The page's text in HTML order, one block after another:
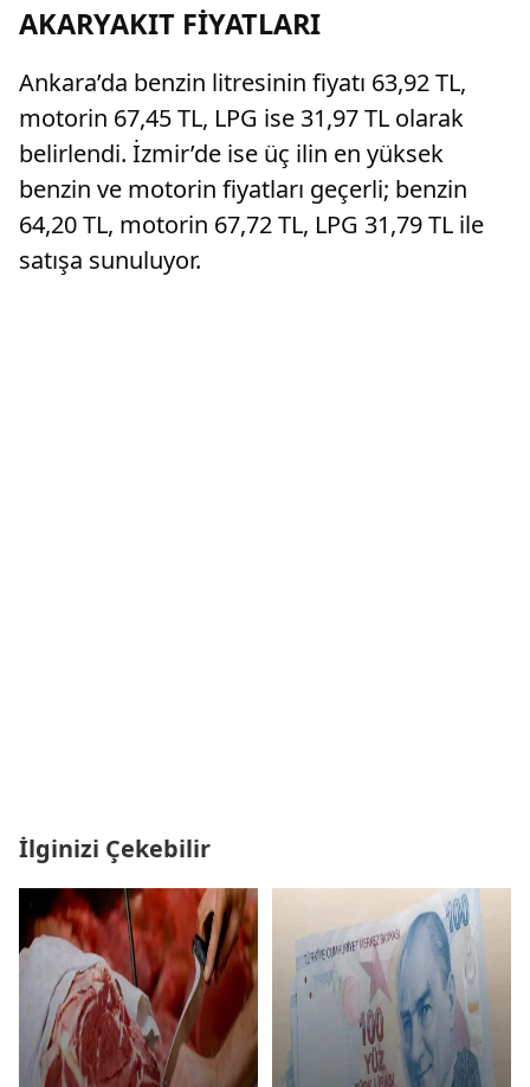
AKARYAKIT FİYATLARI
Ankara’da benzin litresinin fiyatı 63,92 TL,
motorin 67,45 TL, LPG ise 31,97 TL olarak
belirlendi. İzmir’de ise üç ilin en yüksek
benzin ve motorin fiyatları geçerli; benzin
64,20 TL, motorin 67,72 TL, LPG 31,79 TL ile
satışa sunuluyor.
İlginizi Çekebilir